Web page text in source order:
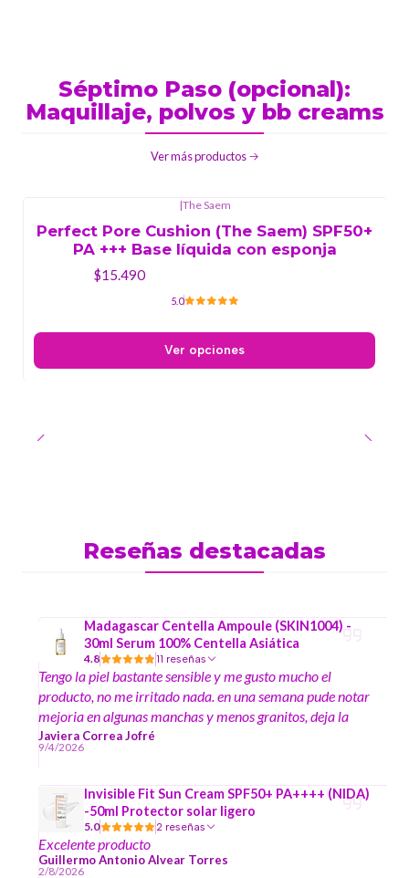
Séptimo Paso (opcional):
Maquillaje, polvos y bb creams
Ver más productos
|The Saem
Perfect Pore Cushion (The Saem) SPF50+
PA +++ Base líquida con esponja
$15.490
5.0
Ver opciones
Reseñas destacadas
Madagascar Centella Ampoule (SKIN1004) -
30ml Serum 100% Centella Asiática
4.8 11 reseñas
Tengo la piel bastante sensible y me gusto mucho el
producto, no me irritado nada. en una semana pude notar
mejoria en algunas manchas y menos granitos, deja la
piel suave y no tiene aroma. tambien me ayudo a
disminuir un poco lo rojo de la piel
Javiera Correa Jofré
9/4/2026
Invisible Fit Sun Cream SPF50+ PA++++ (NIDA)
-50ml Protector solar ligero
5.0 2 reseñas
Excelente producto
Guillermo Antonio Alvear Torres
2/8/2026